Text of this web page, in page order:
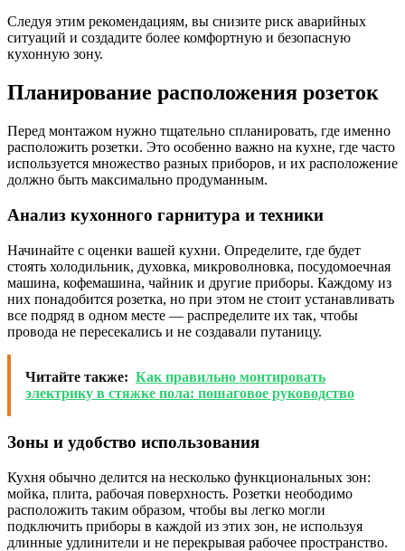
Следуя этим рекомендациям, вы снизите риск аварийных
ситуаций и создадите более комфортную и безопасную
кухонную зону.
Планирование расположения розеток
Перед монтажом нужно тщательно спланировать, где именно
расположить розетки. Это особенно важно на кухне, где часто
используется множество разных приборов, и их расположение
должно быть максимально продуманным.
Анализ кухонного гарнитура и техники
Начинайте с оценки вашей кухни. Определите, где будет
стоять холодильник, духовка, микроволновка, посудомоечная
машина, кофемашина, чайник и другие приборы. Каждому из
них понадобится розетка, но при этом не стоит устанавливать
все подряд в одном месте — распределите их так, чтобы
провода не пересекались и не создавали путаницу.
Читайте также: Как правильно монтировать
электрику в стяжке пола: пошаговое руководство
Зоны и удобство использования
Кухня обычно делится на несколько функциональных зон:
мойка, плита, рабочая поверхность. Розетки неободимо
расположить таким образом, чтобы вы легко могли
подключить приборы в каждой из этих зон, не используя
длинные удлинители и не перекрывая рабочее пространство.